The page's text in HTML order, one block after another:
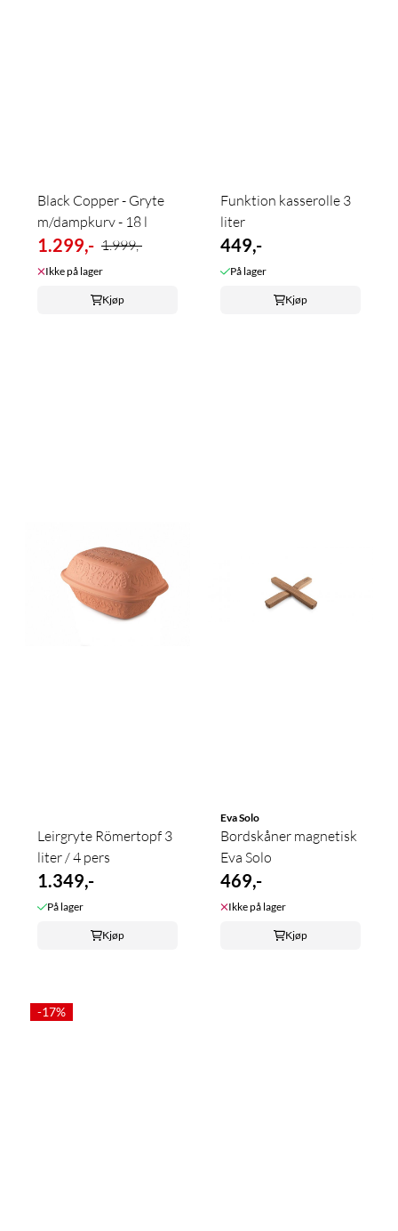
Black Copper - Gryte
m/dampkurv - 18 l
1.299,- 1.999,-
Ikke på lager
Kjøp
Funktion kasserolle 3
liter
449,-
På lager
Kjøp
Leirgryte Römertopf 3
liter / 4 pers
1.349,-
På lager
Kjøp
Eva Solo
Bordskåner magnetisk
Eva Solo
469,-
Ikke på lager
Kjøp
-17%